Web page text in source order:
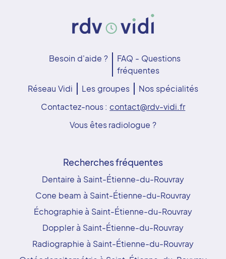
Besoin d'aide ?
FAQ - Questions
fréquentes
Réseau Vidi
Les groupes
Nos spécialités
Contactez-nous : contact@rdv-vidi.fr
Vous êtes radiologue ?
Recherches fréquentes
Dentaire à Saint-Étienne-du-Rouvray
Cone beam à Saint-Étienne-du-Rouvray
Échographie à Saint-Étienne-du-Rouvray
Doppler à Saint-Étienne-du-Rouvray
Radiographie à Saint-Étienne-du-Rouvray